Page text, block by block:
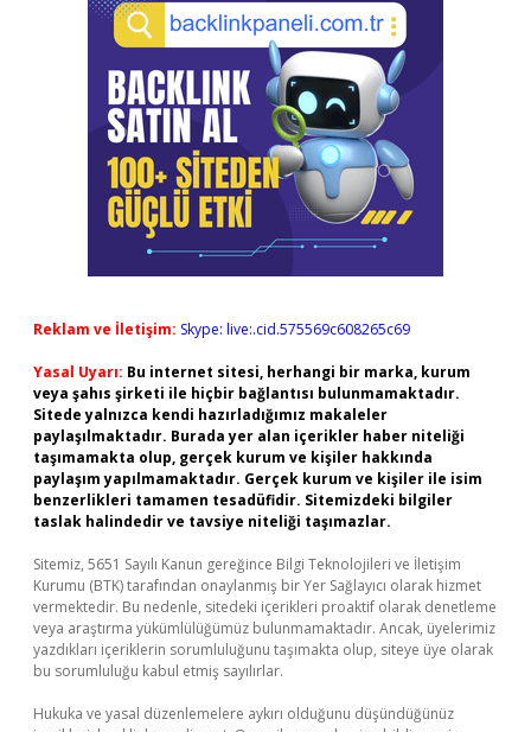
Reklam ve İletişim: Skype: live:.cid.575569c608265c69
Yasal Uyarı: Bu internet sitesi, herhangi bir marka, kurum
veya şahıs şirketi ile hiçbir bağlantısı bulunmamaktadır.
Sitede yalnızca kendi hazırladığımız makaleler
paylaşılmaktadır. Burada yer alan içerikler haber niteliği
taşımamakta olup, gerçek kurum ve kişiler hakkında
paylaşım yapılmamaktadır. Gerçek kurum ve kişiler ile isim
benzerlikleri tamamen tesadüfidir. Sitemizdeki bilgiler
taslak halindedir ve tavsiye niteliği taşımazlar.
Sitemiz, 5651 Sayılı Kanun gereğince Bilgi Teknolojileri ve İletişim
Kurumu (BTK) tarafından onaylanmış bir Yer Sağlayıcı olarak hizmet
vermektedir. Bu nedenle, sitedeki içerikleri proaktif olarak denetleme
veya araştırma yükümlülüğümüz bulunmamaktadır. Ancak, üyelerimiz
yazdıkları içeriklerin sorumluluğunu taşımakta olup, siteye üye olarak
bu sorumluluğu kabul etmiş sayılırlar.
Hukuka ve yasal düzenlemelere aykırı olduğunu düşündüğünüz